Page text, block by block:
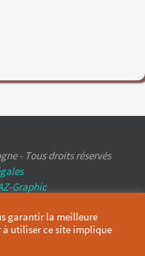
- Tous droits réservés
Graphic
garantir la meilleure
utiliser ce site implique